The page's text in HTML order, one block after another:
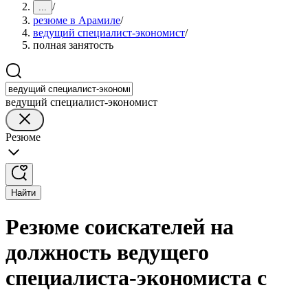
... /
резюме в Арамиле/
ведущий специалист-экономист/
полная занятость
ведущий специалист-экономист
Резюме
Найти
Резюме соискателей на
должность ведущего
специалиста-экономиста с